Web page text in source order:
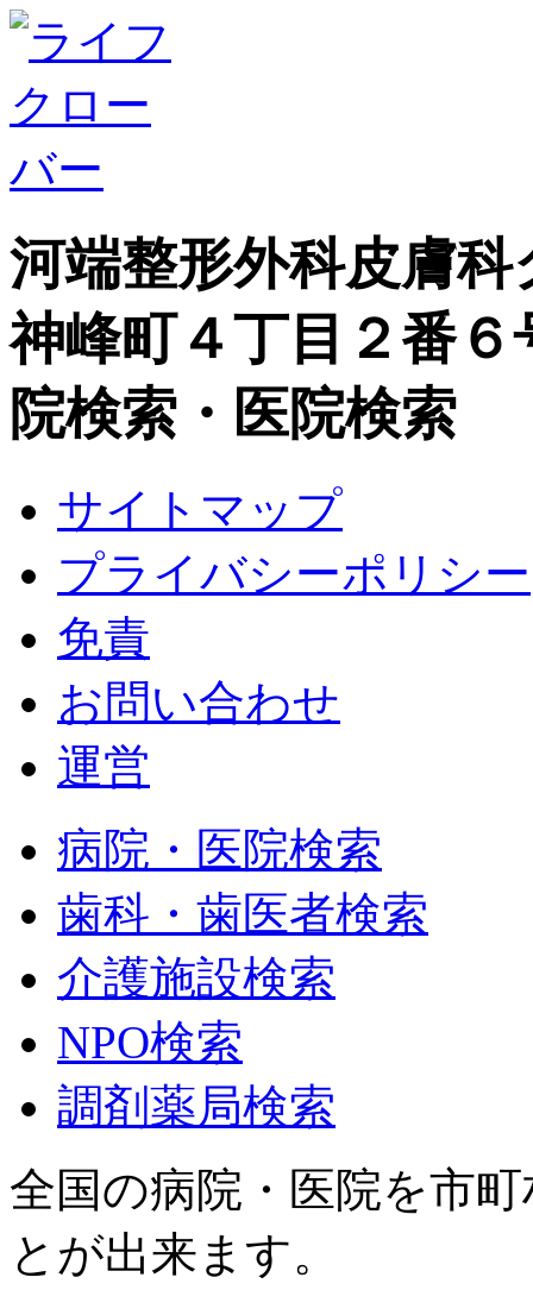
河端整形外科皮膚
神峰町４丁目２番
院検索・医院検索
サイトマップ
プライバシーポリシー
免責
お問い合わせ
運営
病院・医院検索
歯科・歯医者検索
介護施設検索
NPO検索
調剤薬局検索
全国の病院・医院を市
とが出来ます。